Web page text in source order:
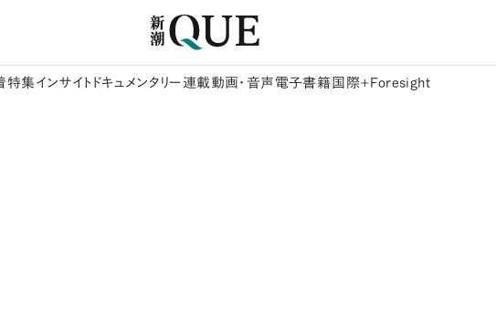
特集 インサイト ドキュメンタリー 連載動画・音声 電子書籍 国際+Foresight